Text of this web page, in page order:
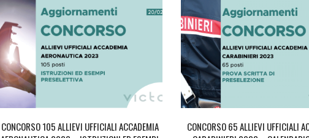
CONCORSO 105 ALLIEVI UFFICIALI ACCADEMIA
CONCORSO 65 ALLIEVI UFFICIALI